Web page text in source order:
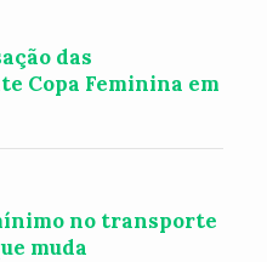
das
Copa Feminina em
no transporte
muda